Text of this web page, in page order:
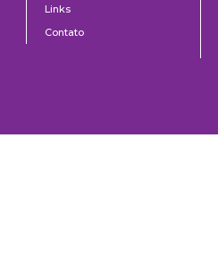
Links
Contato